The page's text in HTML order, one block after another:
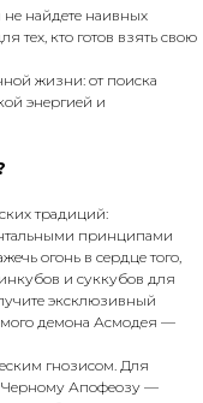
найдете наивных
тех, кто готов взять свою
жизни: от поиска
энергией и
традиций:
принципами
огонь в сердце того,
и суккубов для
эксклюзивный
демона Асмодея —
гнозисом. Для
Черному Апофеозу —